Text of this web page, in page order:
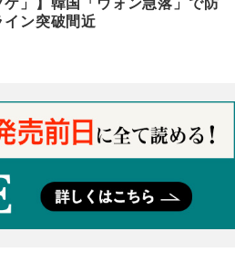
ケ」】韓国「ウォン急落」で防
イン突破間近